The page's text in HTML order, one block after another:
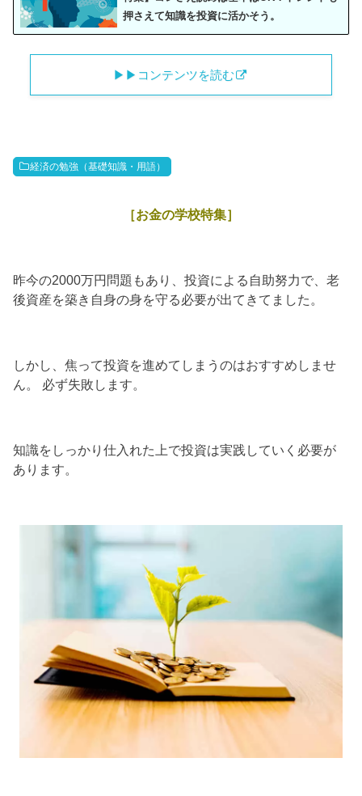
押さえて知識を投資に活かそう。
▶︎▶︎コンテンツを読む
経済の勉強（基礎知識・用語）
［お金の学校特集］
昨今の2000万円問題もあり、投資による自助努力で、老
後資産を築き自身の身を守る必要が出てきてました。
しかし、焦って投資を進めてしまうのはおすすめしませ
ん。 必ず失敗します。
知識をしっかり仕入れた上で投資は実践していく必要が
あります。